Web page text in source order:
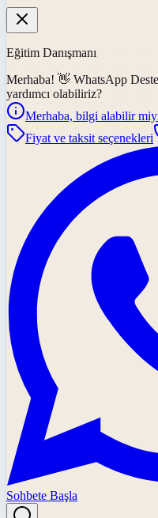
Eğitim Danışmanı
Merhaba! 👋 WhatsApp
yardımcı olabiliriz?
Merhaba, bilgi alabilir
Fiyat ve taksit seçenekleri
Sohbete Başla